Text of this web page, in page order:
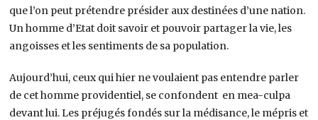
que l’on peut prétendre présider aux destinées d’une nation.
Un homme d’Etat doit savoir et pouvoir partager la vie, les
angoisses et les sentiments de sa population.
Aujourd’hui, ceux qui hier ne voulaient pas entendre parler
de cet homme providentiel, se confondent en mea-culpa
devant lui. Les préjugés fondés sur la médisance, le mépris et